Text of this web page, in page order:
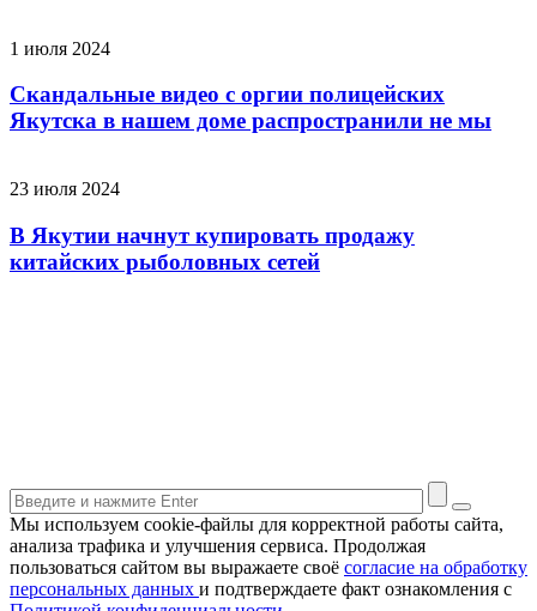
1 июля 2024
Скандальные видео с оргии полицейских
Якутска в нашем доме распространили не мы
23 июля 2024
В Якутии начнут купировать продажу
китайских рыболовных сетей
Мы используем cookie-файлы для корректной работы сайта,
анализа трафика и улучшения сервиса. Продолжая
пользоваться сайтом вы выражаете своё согласие на обработку
персональных данных и подтверждаете факт ознакомления с